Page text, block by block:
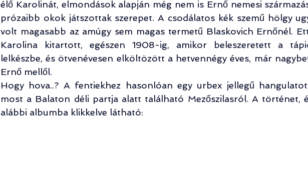
élő Karolinát, elmondások alapján még nem is Ernő nemesi
prózaibb okok játszottak szerepet. A csodálatos kék szemű hölgy
volt magasabb az amúgy sem magas termetű Blaskovich Ernőnél.
Karolina kitartott, egészen 1908-ig, amikor beleszeretett a
lelkészbe, és ötvenévesen elköltözött a hetvennégy éves, már
Ernő mellől.
Hogy hova..? A fentiekhez hasonlóan egy urbex jellegű
most a Balaton déli partja alatt található Mezőszilasról. A történet,
alábbi albumba klikkelve látható: